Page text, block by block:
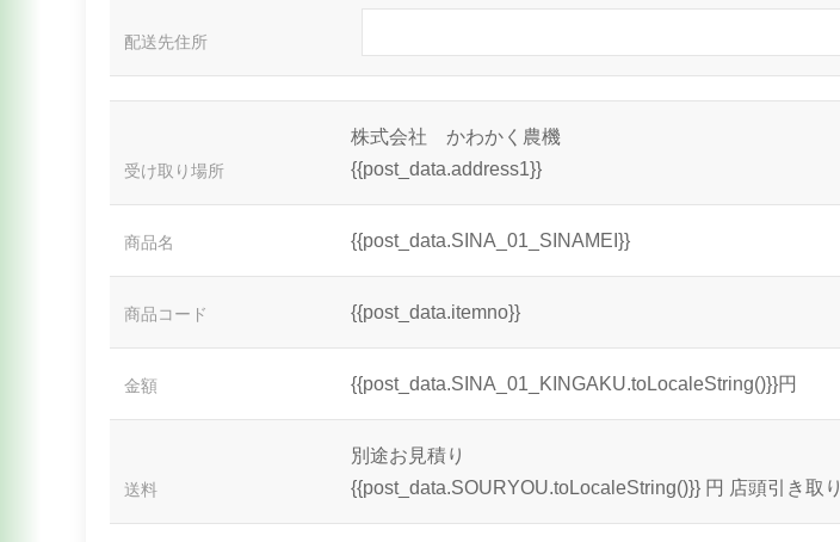
配送先住所
受け取り場所
株式会社 かわかく農機
{{post_data.address1}}
商品名 {{post_data.SINA_01_SINAMEI}}
商品コード {{post_data.itemno}}
金額 {{post_data.SINA_01_KINGAKU.toLocaleString()}}円
送料
別途お見積り
{{post_data.SOURYOU.toLocaleString()}} 円 店頭引き取り